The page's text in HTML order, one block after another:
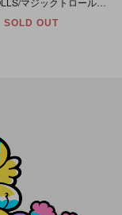
SOLD OUT